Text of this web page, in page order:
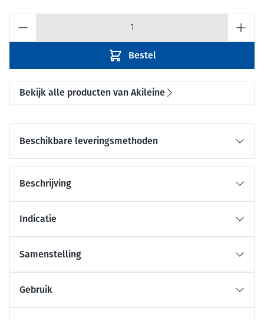
Bestel
Bekijk alle producten van Akileine
Beschikbare leveringsmethoden
Beschrijving
Indicatie
Samenstelling
Gebruik